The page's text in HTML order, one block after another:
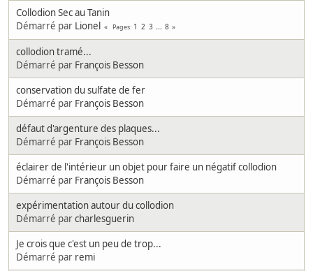
Collodion Sec au Tanin
Démarré par Lionel Pages 1 2 3 ... 8
collodion tramé...
Démarré par François Besson
conservation du sulfate de fer
Démarré par François Besson
défaut d'argenture des plaques...
Démarré par François Besson
éclairer de l'intérieur un objet pour faire un négatif collodion
Démarré par François Besson
expérimentation autour du collodion
Démarré parcharlesguerin
Je crois que c'est un peu de trop...
Démarré par remi